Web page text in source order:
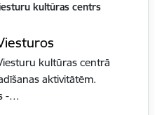
kultūras centrs
kultūras centrā
aktivitātēm.
-…